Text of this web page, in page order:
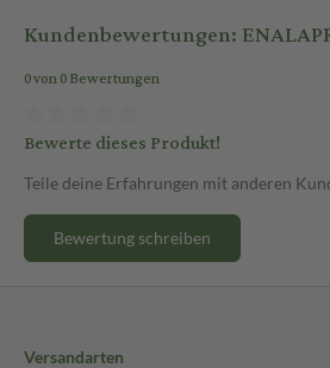
Kundenbewertungen:
0 von 0 Bewertungen
Bewerte dieses Produkt!
Teile deine Erfahrungen mit anderen
Bewertung schreiben
Versandarten